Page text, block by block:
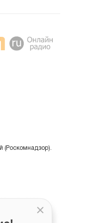
(Роскомнадзор).
сведений,